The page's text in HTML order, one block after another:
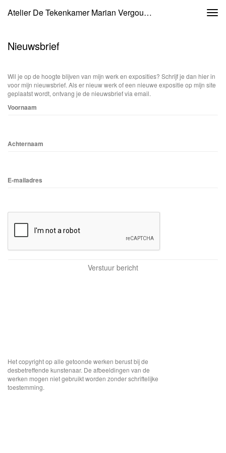
Atelier De Tekenkamer Marian Vergouwen - Nieuwsbrief
Nieuwsbrief
Wil je op de hoogte blijven van mijn werk en exposities? Schrijf je dan hier in
voor mijn nieuwsbrief. Als er nieuw werk of een nieuwe expositie op mijn site
geplaatst wordt, ontvang je de nieuwsbrief via email.
Voornaam
Achternaam
E-mailadres
Het copyright op alle getoonde werken berust bij de
desbetreffende kunstenaar. De afbeeldingen van de
werken mogen niet gebruikt worden zonder schriftelijke
toestemming.